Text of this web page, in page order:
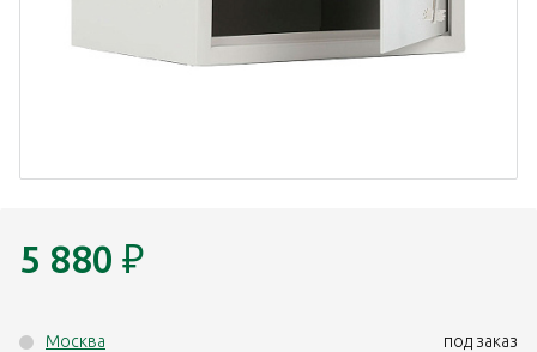
5 880 ₽
Москва
под заказ